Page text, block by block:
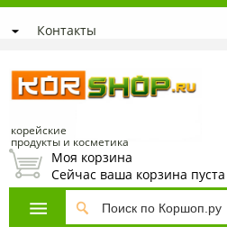
Контакты
корейские
продукты и косметика
Моя корзина
Сейчас ваша корзина пуста